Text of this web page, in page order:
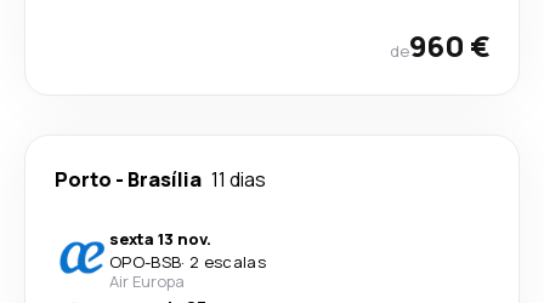
de960 €
Porto - Brasília 11 dias
sexta 13 nov.
OPO-BSB· 2 escalas
Air Europa